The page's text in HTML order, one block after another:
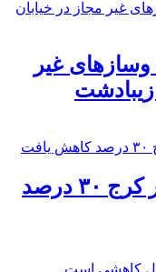
غیر
زیبادشت
️قیمت مسکن در کرج ۳۰ درصد